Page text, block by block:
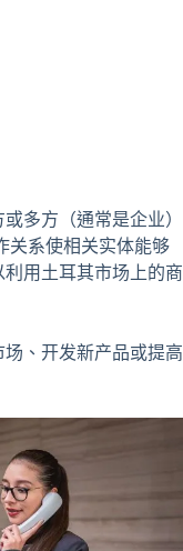
多方（通常是企业）
关系使相关实体能够
用土耳其市场上的商
、开发新产品或提高